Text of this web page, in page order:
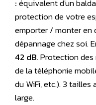
:équivalent d'un
protection de votre
emporter / monter en
dépannage chez soi.
42 dB. Protection des
de la téléphonie
du WiFi, etc.). 3 tailles
large.